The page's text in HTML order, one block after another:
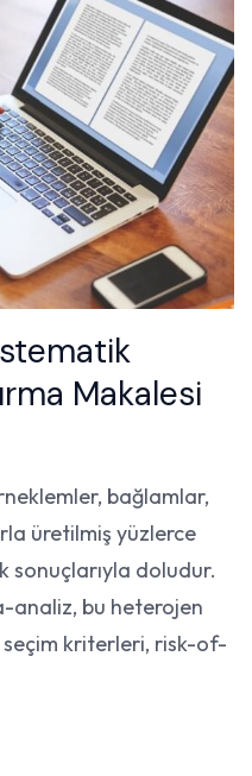
Makalesi
bağlamlar,
üretilmiş yüzlerce
sonuçlarıyla doludur.
analiz, bu heterojen
seçim kriterleri, risk-of-